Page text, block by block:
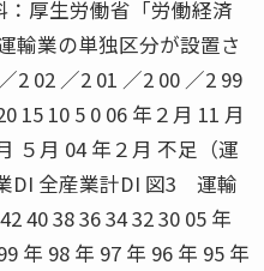
厚生労働省「労働経済
輸業の単独区分が設置さ
2 02 ／2 01 ／2 00 ／2 99
15 10 5 0 06 年２月 11 月
５月 04 年２月 不足（運
DI 全産業計DI 図3 運輸
40 38 36 34 32 30 05 年
年 98 年 97 年 96 年 95 年